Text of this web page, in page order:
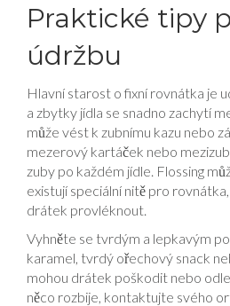
Praktické tipy
údržbu
Hlavní starost o fixní rovnátka je
a zbytky jídla se snadno zachytí
může vést k zubnímu kazu nebo
mezerový kartáček nebo
zuby po každém jídle. Flossing
existují speciální nitě pro
drátek provléknout.
Vyhněte se tvrdým a lepkavým
karamel, tvrdý ořechový snack
mohou drátek poškodit nebo
něco rozbije, kontaktujte svého